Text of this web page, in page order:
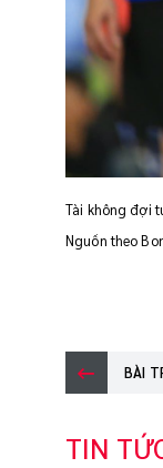
Tài không đợi
Nguồn theo
BÀI
TIN